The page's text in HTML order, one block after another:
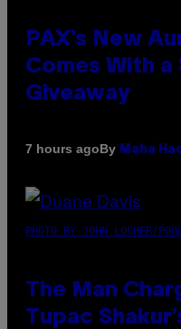
PAX’s New
Comes With
Giveaway
7 hours agoBy Maha
PHOTO BY JOHN LOCHER/
The Man
Tupac